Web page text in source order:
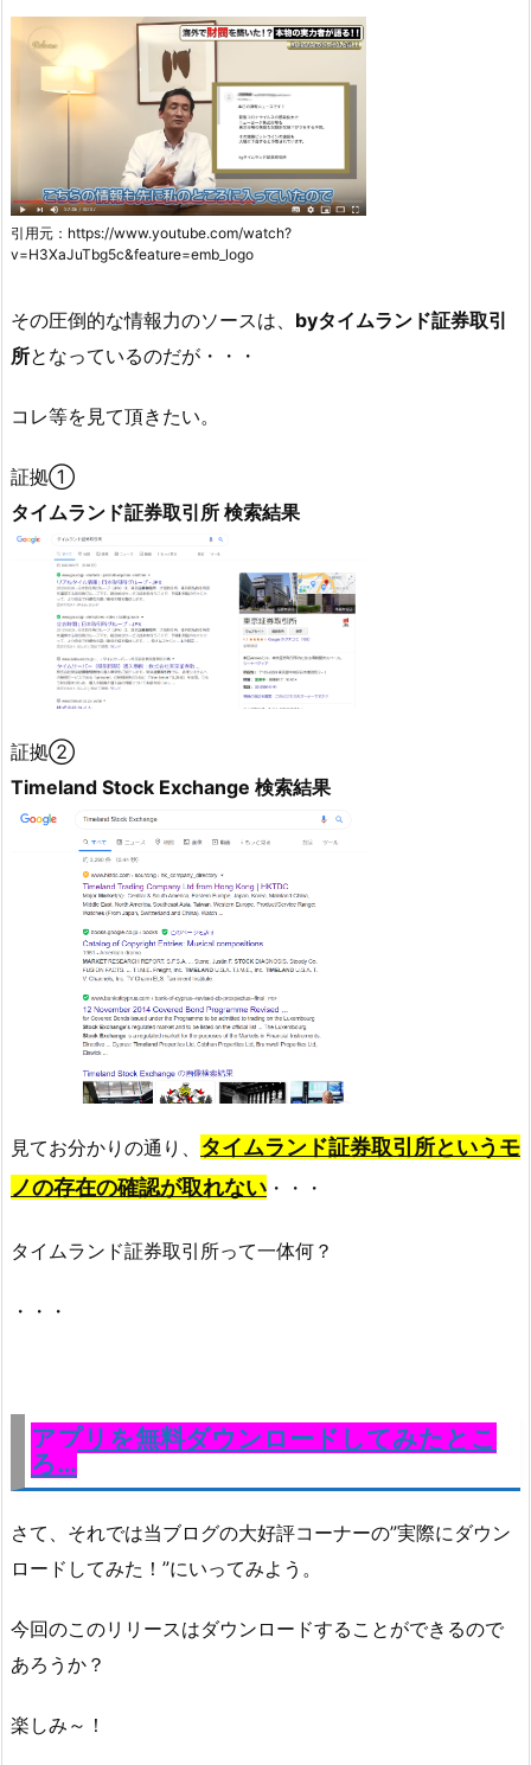
引用元：https://www.youtube.com/watch?
v=H3XaJuTbg5c&feature=emb_logo
その圧倒的な情報力のソースは、 byタイムランド証券取引
所となっているのだが・・・
コレ等を見て頂きたい。
証拠①
タイムランド証券取引所 検索結果
証拠②
Timeland Stock Exchange 検索結果
見てお分かりの通り、 タイムランド証券取引所というモ
ノの存在の確認が取れない ・・・
タイムランド証券取引所って一体何？
・・・
アプリを無料ダウンロードしてみたとこ
ろ…
さて、それでは当ブログの大好評コーナーの”実際にダウン
ロードしてみた！”にいってみよう。
今回のこのリリースはダウンロードすることができるので
あろうか？
楽しみ～！